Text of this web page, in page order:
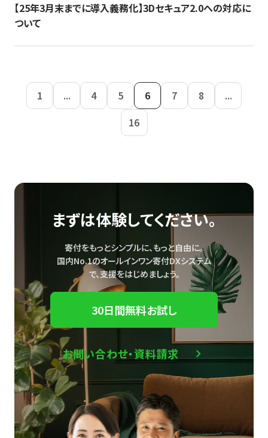
【25年3月末までに導入義務化】3Dセキュア2.0への対応に
ついて
1 ... 4 5 6 7 8
...
16
まずは体験してください。
寄付をもっとシンプルに、もっと自由に。
国内No.1のオールインワン寄付DXシステム
で、支援をはじめましょう。
30日間無料お試し
お問い合わせ・資料請求